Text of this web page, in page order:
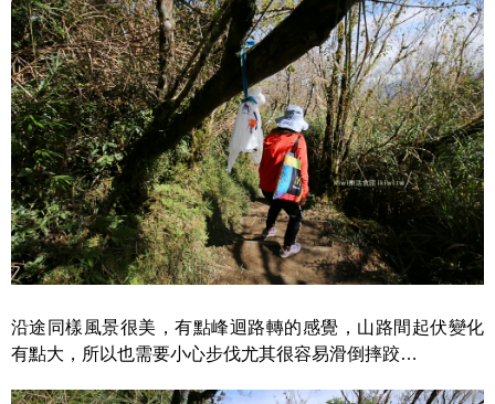
沿途同樣風景很美，有點峰迴路轉的感覺，山路間起伏變化
有點大，所以也需要小心步伐尤其很容易滑倒摔跤…